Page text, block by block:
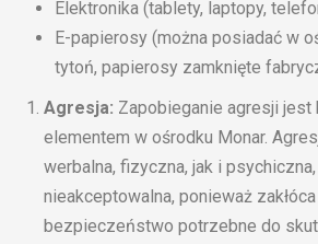
Elektronika (tablety, laptopy,
E-papierosy (można posiadać w
tytoń, papierosy zamknięte
Agresja: Zapobieganie agresji jest
elementem w ośrodku Monar.
werbalna, fizyczna, jak i
nieakceptowalna, ponieważ
bezpieczeństwo potrzebne do